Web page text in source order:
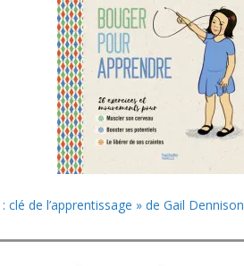
de l’apprentissage » de Gail Dennison